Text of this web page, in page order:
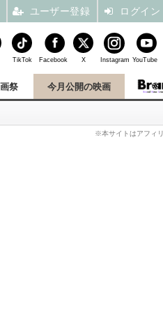
祭 今月公開の映画
※本サイトはアフィ
TikTok Facebook X Instagram YouTube
ユーザー登録 ログイン